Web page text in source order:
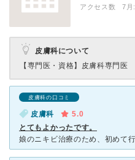
アクセス数 7月:
皮膚科について
【専門医・資格】 皮膚科専門医
皮膚科の口コミ
皮膚科
5.0
とてもよかったです。